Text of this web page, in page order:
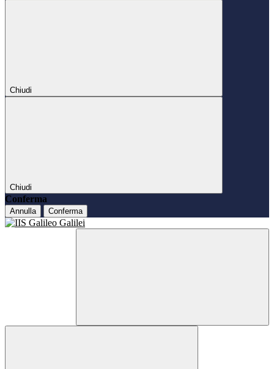
Chiudi
Chiudi
Conferma
Annulla Conferma